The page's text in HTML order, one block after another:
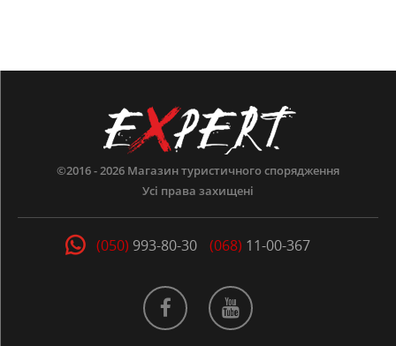
©2016 - 2026 Магазин туристичного спорядження
Усі права захищені
(050) 993-80-30 (068) 11-00-367